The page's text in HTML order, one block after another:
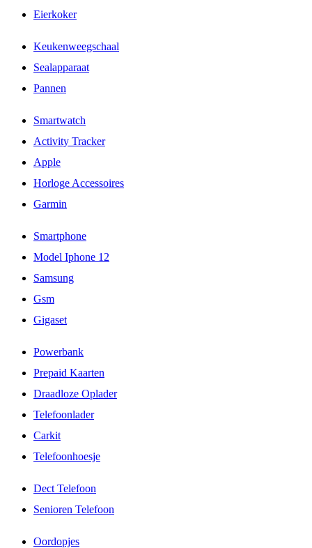
Eierkoker
Keukenweegschaal
Sealapparaat
Pannen
Smartwatch
Activity Tracker
Apple
Horloge Accessoires
Garmin
Smartphone
Model Iphone 12
Samsung
Gsm
Gigaset
Powerbank
Prepaid Kaarten
Draadloze Oplader
Telefoonlader
Carkit
Telefoonhoesje
Dect Telefoon
Senioren Telefoon
Oordopjes